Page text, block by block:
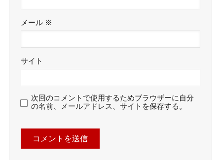
メール ※
サイト
次回のコメントで使用するためブラウザーに自分
の名前、メールアドレス、サイトを保存する。